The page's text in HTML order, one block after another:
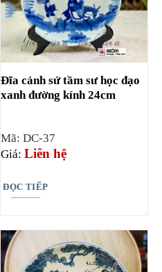
Đĩa cảnh sứ tầm sư học đạo
xanh đường kính 24cm
Mã: DC-37
Giá:Liên hệ
ĐỌC TIẾP